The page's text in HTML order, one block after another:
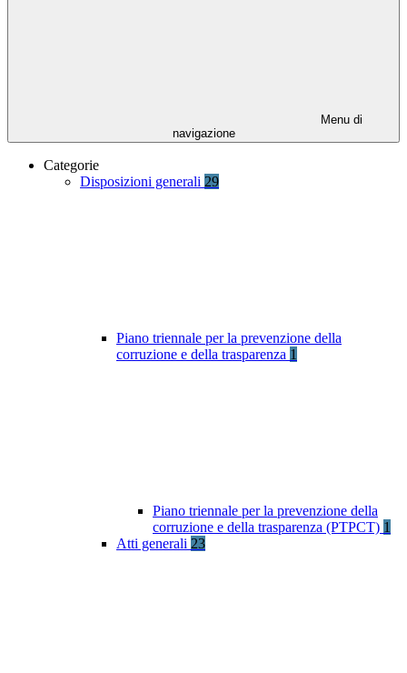
Menu di
navigazione
Categorie
Disposizioni generali 29
Piano triennale per la prevenzione della
corruzione e della trasparenza 1
Piano triennale per la prevenzione della
corruzione e della trasparenza (PTPCT) 1
Atti generali 23